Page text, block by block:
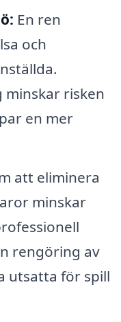
En ren
och
minskar risken
en mer
att eliminera
minskar
rengöring av
utsatta för spill